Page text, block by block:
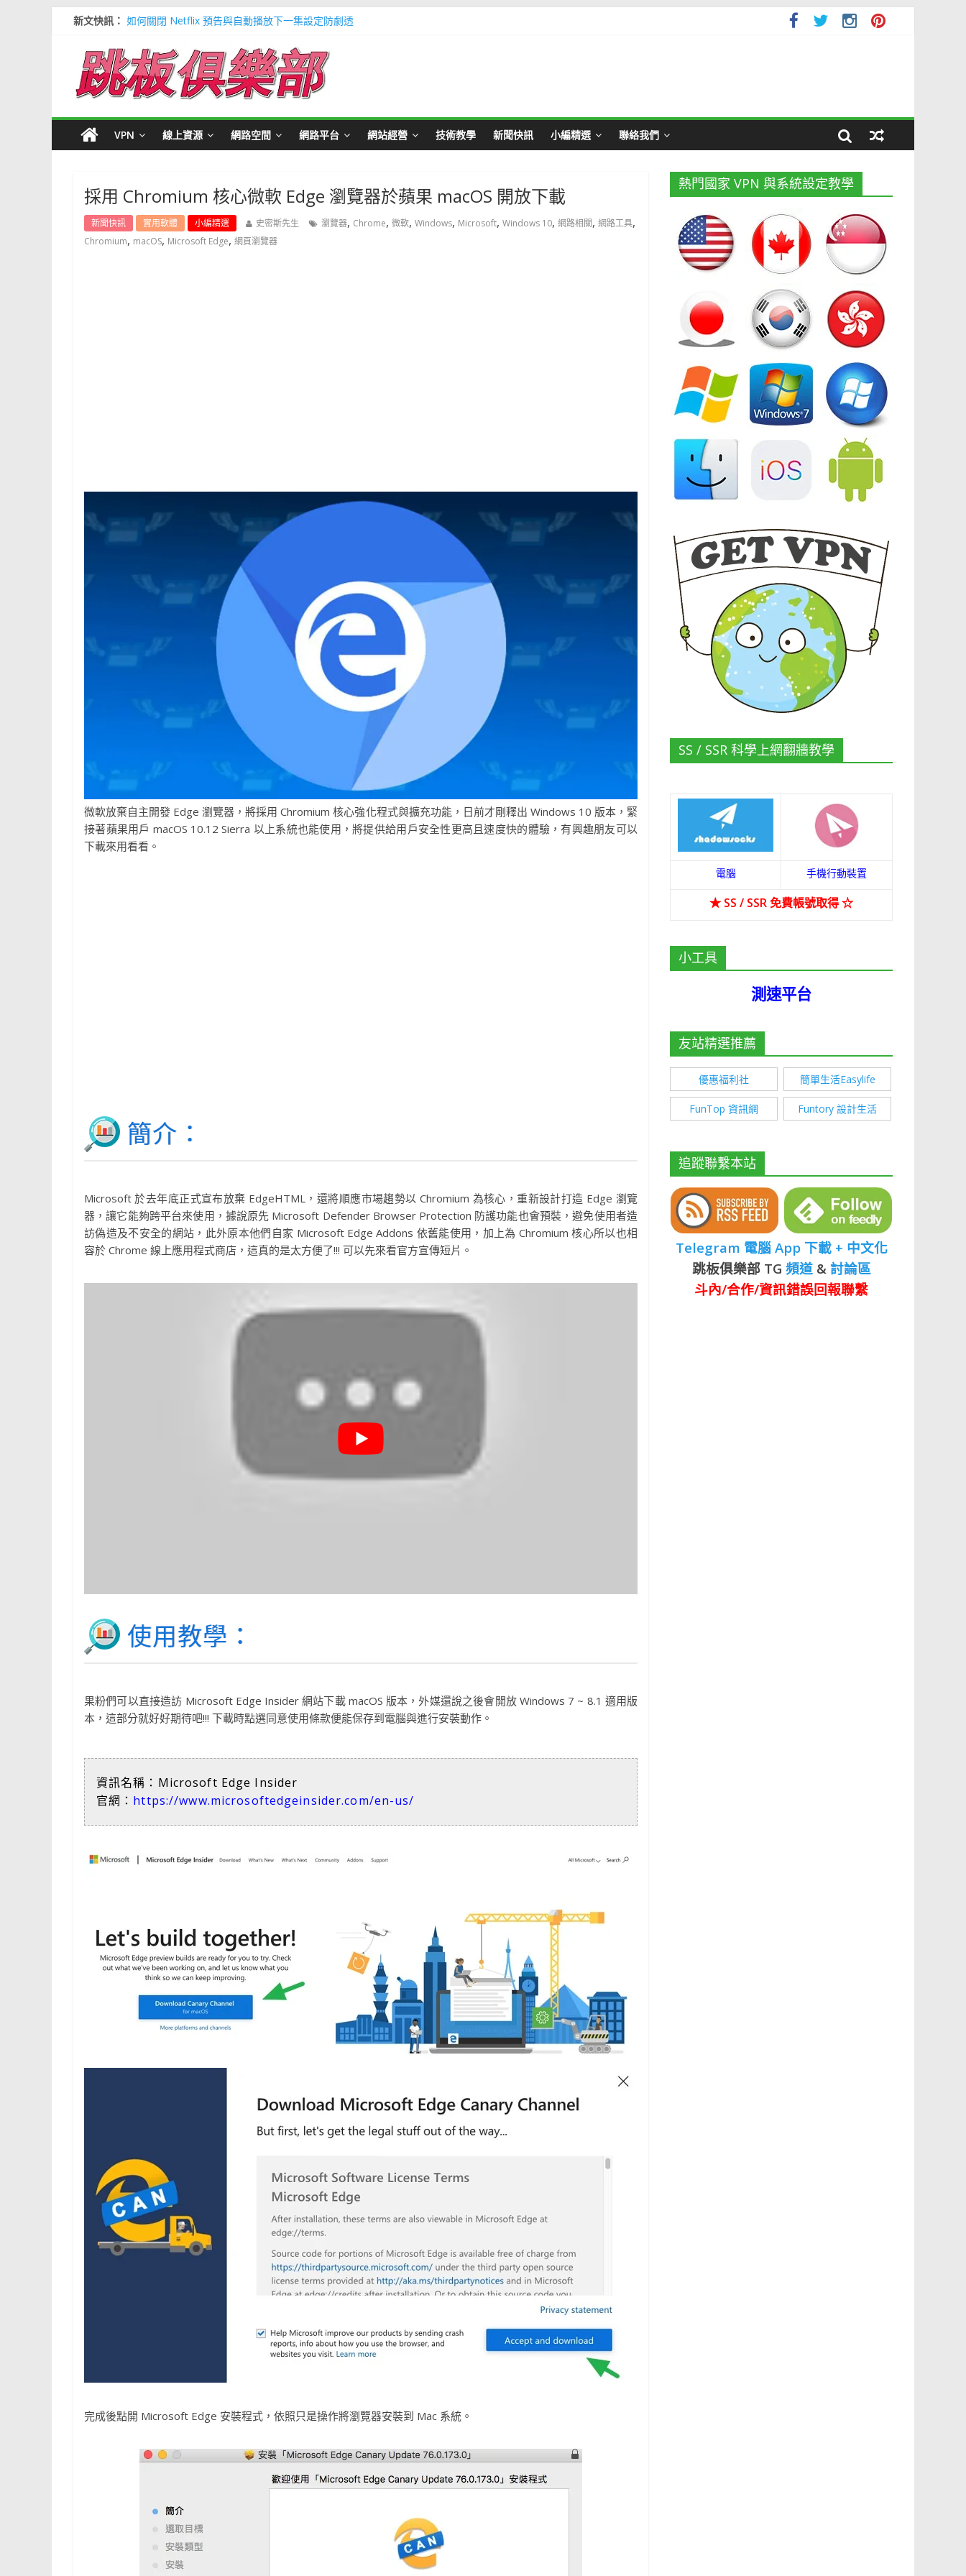
新文快訊： 如何關閉 Netflix 預告與自動播放下一集設定防劇透
信用卡號產生器 (含CVV) 懶人包＃多個 Visa / Master Card 網站
寶可夢飛人安卓必裝 FonesGo 虛擬定位不用出門玩遊戲教學
Google 刪除超過兩年登入帳號＃不想被砍帳號教學
VPN 線上資源 網路空間 網路平台 網站經營 技術教學 新聞快訊 小編精選 聯絡我們
採用 Chromium 核心微軟 Edge 瀏覽器於蘋果 macOS 開放下載
新聞快訊 實用軟體 小編精選 史密斯先生 瀏覽器, Chrome, 微軟, Windows, Microsoft, Windows 10, 網路相關, 網路工具,
Chromium, macOS, Microsoft Edge, 網頁瀏覽器
微軟放棄自主開發 Edge 瀏覽器，將採用 Chromium 核心強化程式與擴充功能，日前才剛釋出 Windows 10 版本，緊
接著蘋果用戶 macOS 10.12 Sierra 以上系統也能使用，將提供給用戶安全性更高且速度快的體驗，有興趣朋友可以
下載來用看看。
簡介：
Microsoft 於去年底正式宣布放棄 EdgeHTML，還將順應市場趨勢以 Chromium 為核心，重新設計打造 Edge 瀏覽
器，讓它能夠跨平台來使用，據說原先 Microsoft Defender Browser Protection 防護功能也會預裝，避免使用者造
訪偽造及不安全的網站，此外原本他們自家 Microsoft Edge Addons 依舊能使用，加上為 Chromium 核心所以也相
容於 Chrome 線上應用程式商店，這真的是太方便了!!! 可以先來看官方宣傳短片。
使用教學：
果粉們可以直接造訪 Microsoft Edge Insider 網站下載 macOS 版本，外媒還說之後會開放 Windows 7 ~ 8.1 適用版
本，這部分就好好期待吧!!! 下載時點選同意使用條款便能保存到電腦與進行安裝動作。
資訊名稱：Microsoft Edge Insider
官網： https://www.microsoftedgeinsider.com/en-us/
完成後點開 Microsoft Edge 安裝程式，依照只是操作將瀏覽器安裝到 Mac 系統。
熱門國家 VPN 與系統設定教學
SS / SSR 科學上網翻牆教學
電腦 手機行動裝置
★ SS / SSR 免費帳號取得☆
小工具
測速平台
友站精選推薦
優惠福利社 簡單生活Easylife
FunTop 資訊網 Funtory 設計生活
追蹤聯繫本站
Telegram 電腦 App 下載 + 中文化
跳板俱樂部 TG 頻道& 討論區
斗內/合作/資訊錯誤回報聯繫